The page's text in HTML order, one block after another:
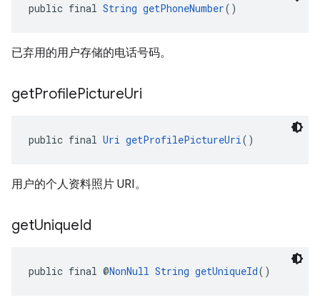
public final String getPhoneNumber()
已弃用的用户存储的电话号码。
getProfilePictureUri
public final Uri getProfilePictureUri()
用户的个人资料照片 URI。
getUniqueId
public final @NonNull String getUniqueId()